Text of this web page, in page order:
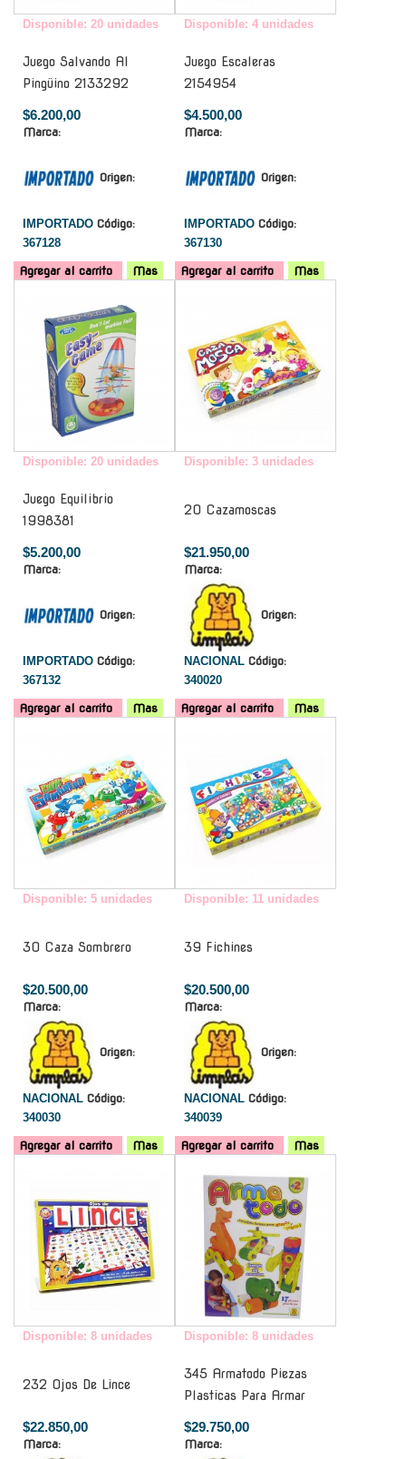
Disponible: 20 unidades
Juego Salvando Al
Pingüino 2133292
$6.200,00
Marca:
Origen:
IMPORTADO Código:
367128
Agregar al carrito Mas
Disponible: 4 unidades
Juego Escaleras
2154954
$4.500,00
Marca:
Origen:
IMPORTADO Código:
367130
Agregar al carrito
Mas
Disponible: 20 unidades
Juego Equilibrio
1998381
$5.200,00
Marca:
Origen:
IMPORTADO Código:
367132
Agregar al carrito Mas
Disponible: 3 unidades
20 Cazamoscas
$21.950,00
Marca:
Origen:
NACIONAL Código:
340020
Agregar al carrito
Mas
Disponible: 5 unidades
30 Caza Sombrero
$20.500,00
Marca:
Origen:
NACIONAL Código:
340030
Agregar al carrito Mas
Disponible: 11 unidades
39 Fichines
$20.500,00
Marca:
Origen:
NACIONAL Código:
340039
Agregar al carrito
Mas
Disponible: 8 unidades
232 Ojos De Lince
$22.850,00
Marca:
Disponible: 8 unidades
345 Armatodo Piezas
Plasticas Para Armar
$29.750,00
Marca: